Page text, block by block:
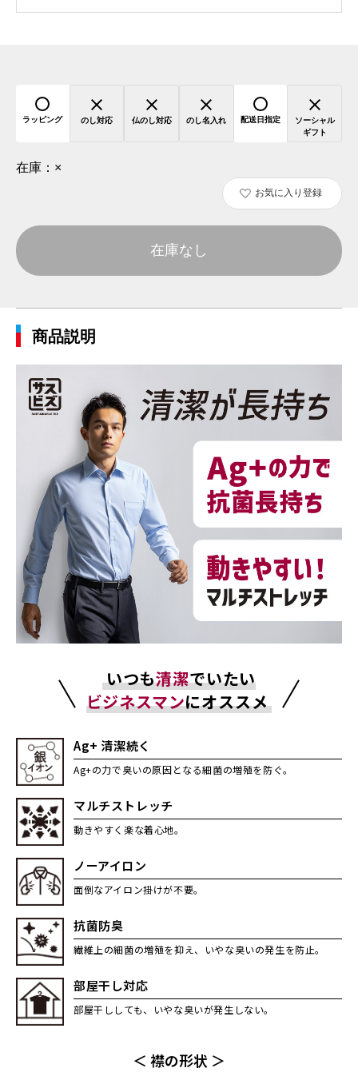
ラッピング のし対応 仏のし対応 のし名入れ 配送日指定
ソーシャル
ギフト
在庫： ×
お気に入り登録
在庫なし
商品説明
いつも清潔でいたい
ビジネスマンにオススメ
Ag+ 清潔続く
Ag+の力で臭いの原因となる細菌の増殖を防ぐ。
マルチストレッチ
動きやすく楽な着心地。
ノーアイロン
面倒なアイロン掛けが不要。
抗菌防臭
繊維上の細菌の増殖を抑え、いやな臭いの発生を防止。
部屋干し対応
部屋干ししても、いやな臭いが発生しない。
＜ 襟の形状 ＞